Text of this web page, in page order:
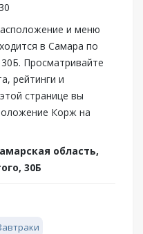
и меню
в Самара по
Просматривайте
рейтинги и
странице вы
Корж на
область,
30Б